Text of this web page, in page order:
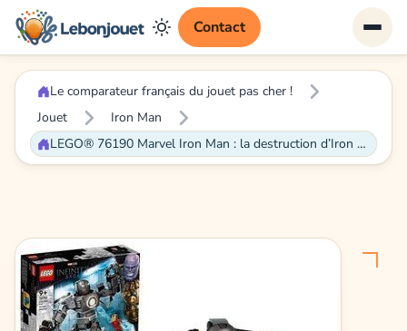
Contact
Le comparateur français du jouet pas cher !
Jouet
Iron Man
LEGO® 76190 Marvel Iron Man : la destruction d’Iron Monger Figurine et Jouet de Super héros